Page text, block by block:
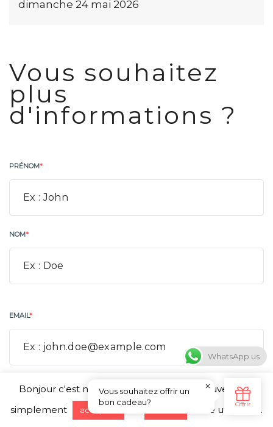
dimanche 24 mai 2026
Vous souhaitez
plus
d'informations ?
PRÉNOM*
NOM*
EMAIL*
TELEPHONE
Bonjour c'est nous ... les Cookies ! Vous pouvez tout
simplement
accepter notre utilisation.
WhatsApp us